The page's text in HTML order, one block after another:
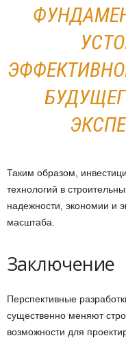
Таким образом,
технологий в
надежности, экономии и
масштаба.
Заключение
Перспективные
существенно меняют
возможности для